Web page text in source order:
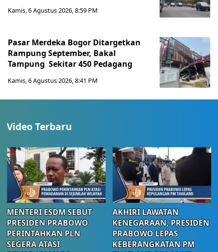
Kamis, 6 Agustus 2026, 8:59 PM
Pasar Merdeka Bogor Ditargetkan
Rampung September, Bakal
Tampung Sekitar 450 Pedagang
Kamis, 6 Agustus 2026, 8:41 PM
Video Terbaru
MENTERI ESDM SEBUT
PRESIDEN PRABOWO
PERINTAHKAN PLN
SEGERA ATASI
AKHIRI LAWATAN
KENEGARAAN, PRESIDEN
PRABOWO LEPAS
KEBERANGKATAN PM